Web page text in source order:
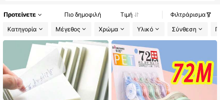
Προτείνετε Πιο δημοφιλή Τιμή
Φιλτράρισμα
Κατηγορία
Μέγεθος Χρώμα Υλικό Σύνθεση